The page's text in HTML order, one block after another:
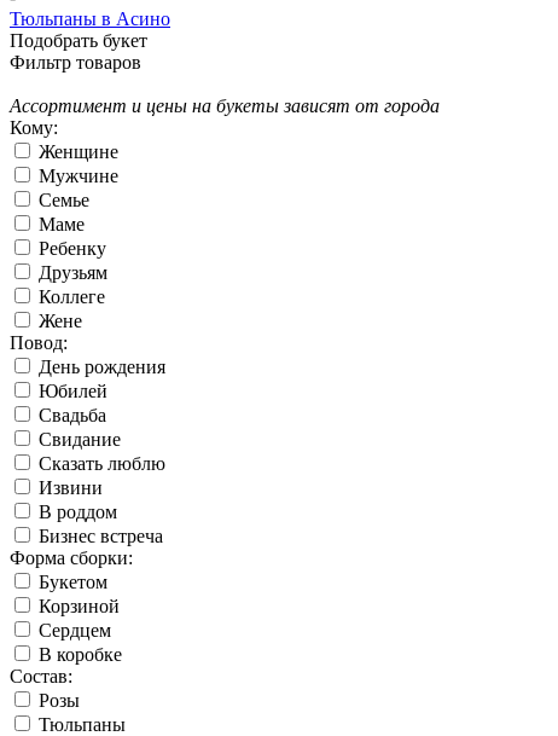
Тюльпаны в Асино
Подобрать букет
Фильтр товаров
Ассортимент и цены на букеты зависят от города
Кому:
Женщине
Мужчине
Семье
Маме
Ребенку
Друзьям
Коллеге
Жене
Повод:
День рождения
Юбилей
Свадьба
Свидание
Сказать люблю
Извини
В роддом
Бизнес встреча
Форма сборки:
Букетом
Корзиной
Сердцем
В коробке
Состав:
Розы
Тюльпаны